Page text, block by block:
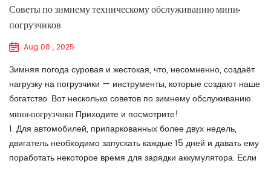
Советы по зимнему техническому обслуживанию мини-
погрузчиков
Aug 08 , 2025
Зимняя погода суровая и жестокая, что, несомненно, создаёт
нагрузку на погрузчики — инструменты, которые создают наше
богатство. Вот несколько советов по зимнему обслуживанию
мини-погрузчики Приходите и посмотрите!
1. Для автомобилей, припаркованных более двух недель,
двигатель необходимо запускать каждые 15 дней и давать ему
поработать некоторое время для зарядки аккумулятора. Если